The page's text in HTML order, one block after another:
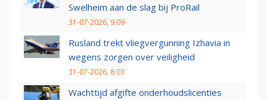
Swelheim aan de slag bij ProRail
31-07-2026, 9:09
Rusland trekt vliegvergunning Izhavia in
wegens zorgen over veiligheid
31-07-2026, 8:03
Wachttijd afgifte onderhoudslicenties